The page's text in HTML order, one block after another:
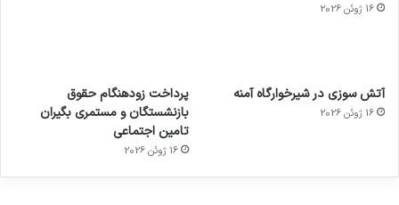
16 ژوئن 2026
آتش سوزی در شیرخوارگاه آمنه
16 ژوئن 2026
پرداخت زودهنگام حقوق
بازنشستگان و مستمری بگیران
تامین اجتماعی
16 ژوئن 2026
برای
کشف
توسط
مجازی
…
ساعت
هوشمند
با طعم
توسط
ژاکت
در
های
2023
توسط